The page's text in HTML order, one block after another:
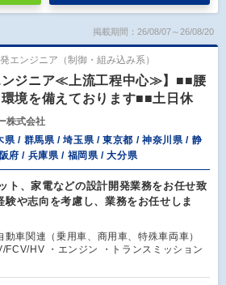
掲載期間：26/08/07～26/08/20
エンジニア（制御・組み込み系）
ンジニア≪上流工程中心≫】■■腰
境を備えております■■土日休
株式会社
県 / 群馬県 / 埼玉県 / 東京都 / 神奈川県 / 静
府 / 兵庫県 / 福岡県 / 大分県
ト、家電などの設計開発業務をお任せ致
や志向を考慮し、業務をお任せしま
動車関連（乗用車、商用車、特殊車両車）
FCV/HV ・エンジン ・トランスミッション